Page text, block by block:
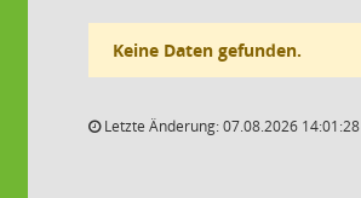
Keine Daten gefunden.
Letzte Änderung: 07.08.2026 14:01:28